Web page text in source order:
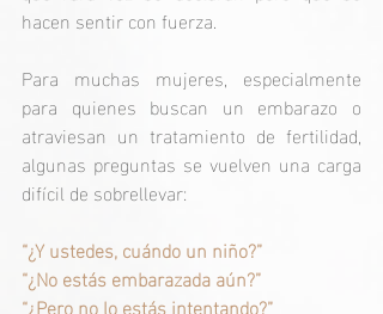
hacen sentir con fuerza.
Para muchas mujeres, especialmente
para quienes buscan un embarazo o
atraviesan un tratamiento de fertilidad,
algunas preguntas se vuelven una carga
difícil de sobrellevar:
“¿Y ustedes, cuándo un niño?”
“¿No estás embarazada aún?”
“¿Pero no lo estás intentando?”